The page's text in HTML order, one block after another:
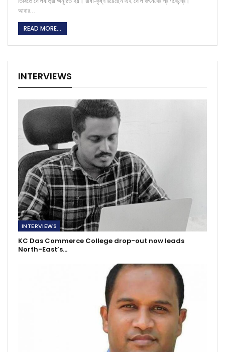
আবার…
READ MORE...
INTERVIEWS
INTERVIEWS
KC Das Commerce College drop-out now leads
North-East’s…